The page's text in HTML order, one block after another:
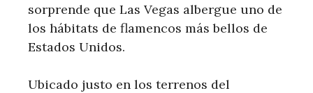
sorprende que Las Vegas albergue uno de
los hábitats de flamencos más bellos de
Estados Unidos.
Ubicado justo en los terrenos del